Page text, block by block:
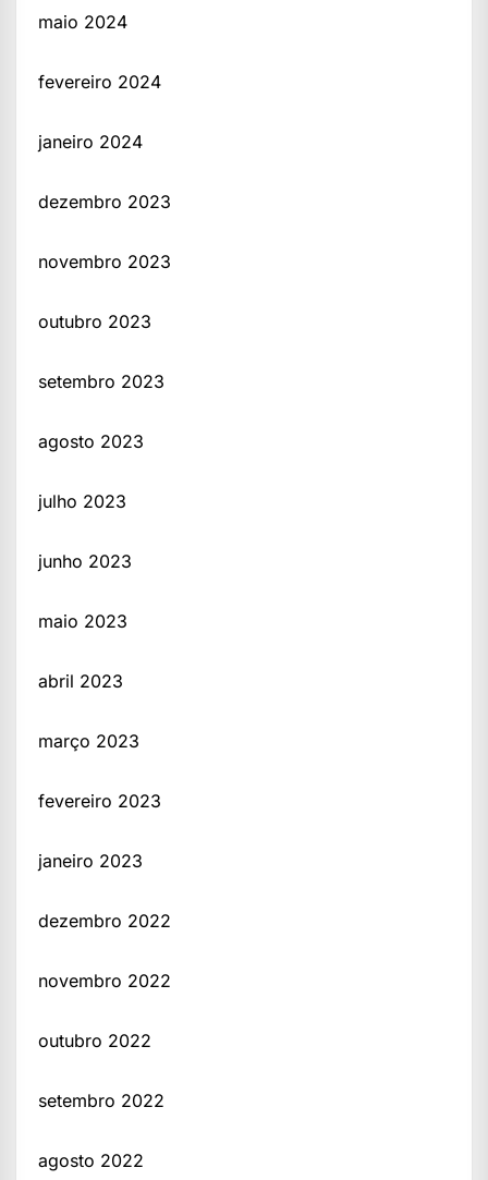
maio 2024
fevereiro 2024
janeiro 2024
dezembro 2023
novembro 2023
outubro 2023
setembro 2023
agosto 2023
julho 2023
junho 2023
maio 2023
abril 2023
março 2023
fevereiro 2023
janeiro 2023
dezembro 2022
novembro 2022
outubro 2022
setembro 2022
agosto 2022